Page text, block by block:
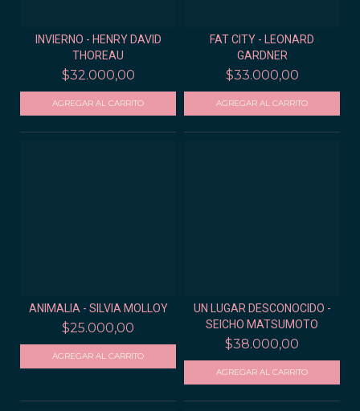
INVIERNO - HENRY DAVID
THOREAU
$32.000,00
FAT CITY - LEONARD
GARDNER
$33.000,00
ANIMALIA - SILVIA MOLLOY
$25.000,00
UN LUGAR DESCONOCIDO -
SEICHO MATSUMOTO
$38.000,00